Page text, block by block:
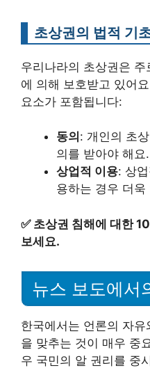
초상권의 법적 기
우리나라의 초상권은
에 의해 보호받고 있어
요소가 포함됩니다:
동의 : 개인의 초
의를 받아야 해요.
상업적 이용: 상
용하는 경우 더
✅ 초상권 침해에 대한
보세요.
뉴스 보도에서
한국에서는 언론의 자
을 맞추는 것이 매우 중
우 국민의 알 권리를 중